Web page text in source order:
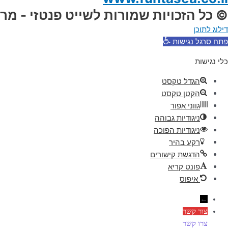
© כל הזכויות שמורות לשייט פנטזי -
דילוג לתוכן
פתח סרגל נגישות
כלי נגישות
הגדל טקסט
הקטן טקסט
גווני אפור
ניגודיות גבוהה
ניגודיות הפוכה
רקע בהיר
הדגשת קישורים
פונט קריא
איפוס
←
צור קשר
צרו קשר